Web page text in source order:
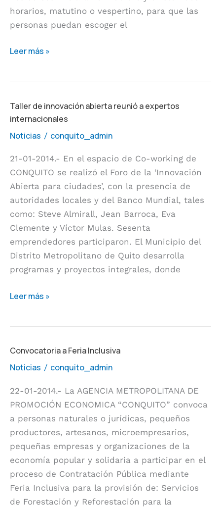
horarios, matutino o vespertino, para que las
personas puedan escoger el
Leer más »
Taller de innovación abierta reunió a expertos
internacionales
Noticias / conquito_admin
21-01-2014.- En el espacio de Co-working de
CONQUITO se realizó el Foro de la ‘Innovación
Abierta para ciudades’, con la presencia de
autoridades locales y del Banco Mundial, tales
como: Steve Almirall, Jean Barroca, Eva
Clemente y Víctor Mulas. Sesenta
emprendedores participaron. El Municipio del
Distrito Metropolitano de Quito desarrolla
programas y proyectos integrales, donde
Taller
de
innovación
reunió
a
expertos
internacionales
Leer más »
Convocatoria a Feria Inclusiva
Noticias / conquito_admin
22-01-2014.- La AGENCIA METROPOLITANA DE
PROMOCIÓN ECONOMICA “CONQUITO” convoca
a personas naturales o jurídicas, pequeños
productores, artesanos, microempresarios,
pequeñas empresas y organizaciones de la
economía popular y solidaria a participar en el
proceso de Contratación Pública mediante
Feria Inclusiva para la provisión de: Servicios
de Forestación y Reforestación para la
Convocatoria
a
Inclusiva